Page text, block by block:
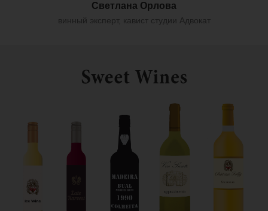
Светлана Орлова
винный эксперт, кавист студии Адвокат